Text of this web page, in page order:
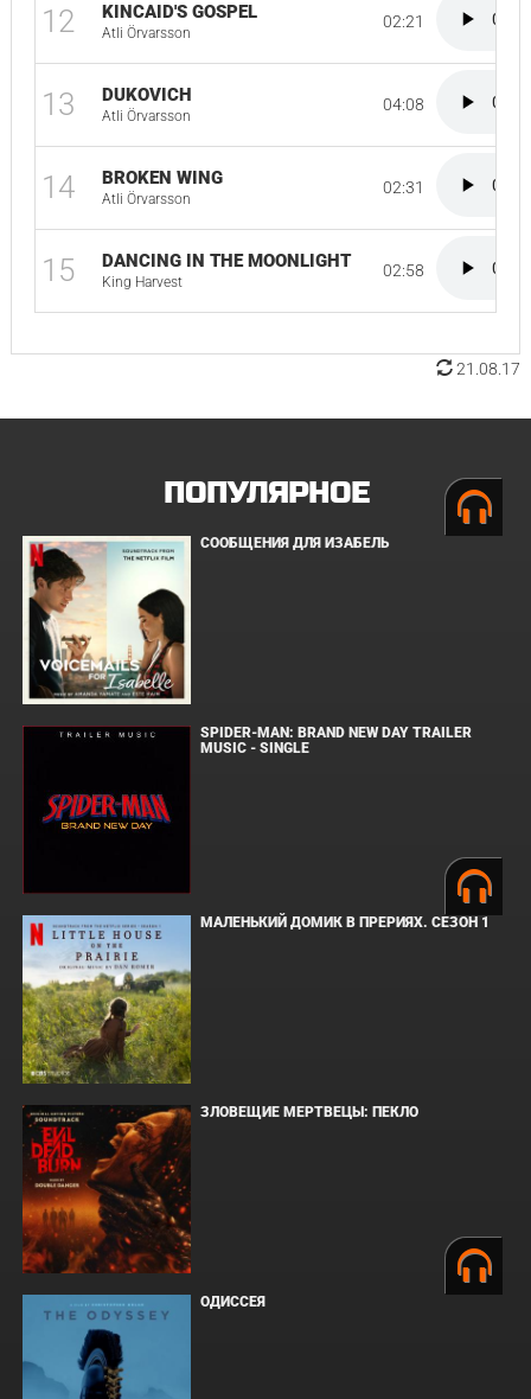
12 KINCAID'S GOSPEL
Atli Örvarsson
02:21
13 DUKOVICH
Atli Örvarsson
04:08
14 BROKEN WING
Atli Örvarsson
02:31
15 DANCING IN THE MOONLIGHT
King Harvest
02:58
21.08.17
ПОПУЛЯРНОЕ
СООБЩЕНИЯ ДЛЯ ИЗАБЕЛЬ
SPIDER-MAN: BRAND NEW DAY TRAILER
MUSIC - SINGLE
МАЛЕНЬКИЙ ДОМИК В ПРЕРИЯХ. СЕЗОН 1
ЗЛОВЕЩИЕ МЕРТВЕЦЫ: ПЕКЛО
ОДИССЕЯ